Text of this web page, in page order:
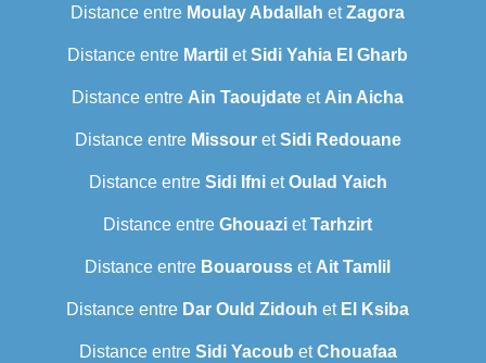
Distance entre Moulay Abdallah etZagora
Distance entre Martil etSidi Yahia El Gharb
Distance entre Ain Taoujdate et Ain Aicha
Distance entre MissouretSidi Redouane
Distance entre Sidi IfnietOulad Yaich
Distance entre Ghouazi etTarhzirt
Distance entre Bouarouss et Ait Tamlil
Distance entre Dar Ould Zidouh et El Ksiba
Distance entre Sidi Yacoub etChouafaa